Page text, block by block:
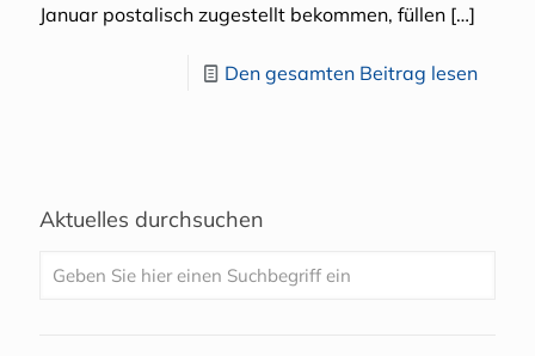
Januar postalisch zugestellt bekommen, füllen […]
Den gesamten Beitrag lesen
Aktuelles durchsuchen